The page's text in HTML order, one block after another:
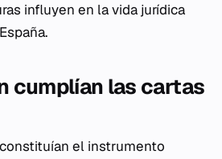
influyen en la vida jurídica
cumplían las cartas
el instrumento